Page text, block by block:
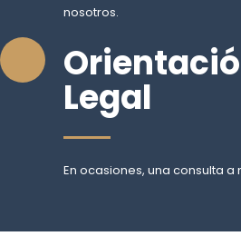
nosotros.
Legal
En ocasiones, una consulta